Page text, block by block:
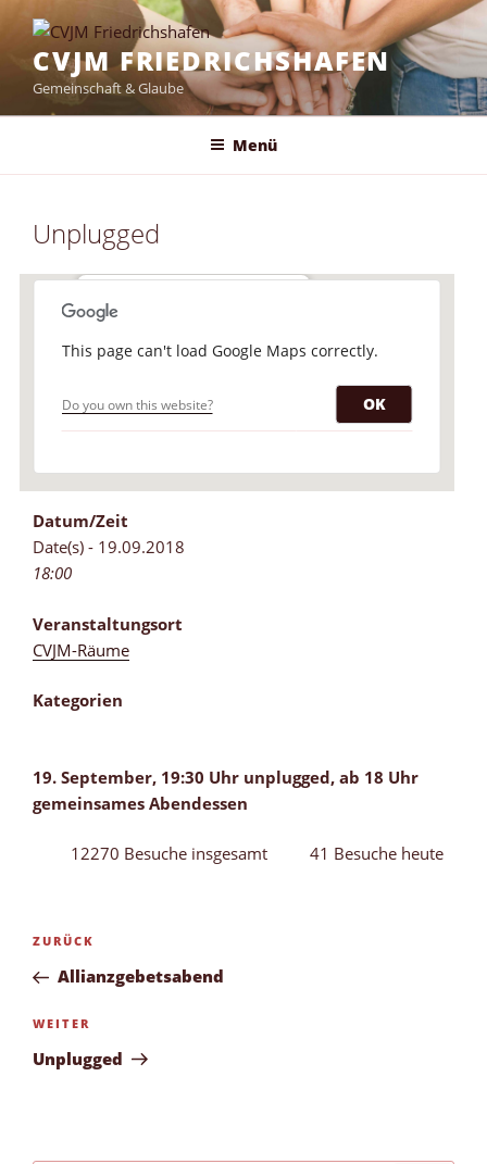
Inhalt
springenCVJM FRIEDRICHSHAFEN
Gemeinschaft & Glaube
Menü
Unplugged
CVJM-Räume
Scheffelstraße 15 - Friedrichshafen
This page can't load Google Maps correctly.
Do you own this website? OK
Datum/Zeit
Date(s) - 19.09.2018
18:00
Veranstaltungsort
CVJM-Räume
Kategorien
19. September, 19:30 Uhr unplugged, ab 18 Uhr
gemeinsames Abendessen
12270 Besuche insgesamt 41 Besuche heute
Beitragsnavigation
Vorheriger
Beitrag
ZURÜCK
Allianzgebetsabend
Nächster
Beitrag
WEITER
Unplugged